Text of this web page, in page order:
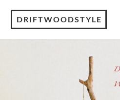
DRIFTWOODSTYLE